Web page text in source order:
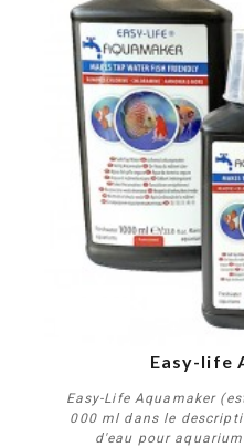
Easy-life
Easy-Life Aquamaker
000 ml dans le
d'eau pour